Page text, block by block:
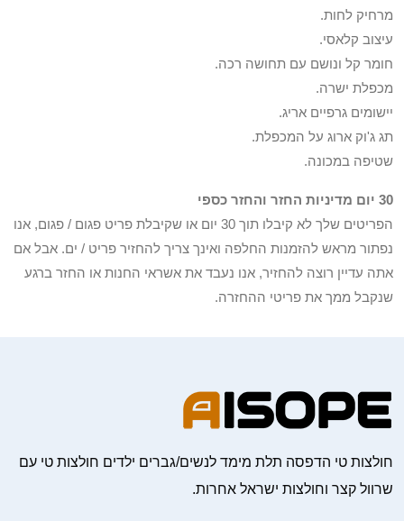
מרחיק לחות.
עיצוב קלאסי.
חומר קל ונושם עם תחושה רכה.
מכפלת ישרה.
יישומים גרפיים אריג.
תג ג'וק ארוג על המכפלת.
שטיפה במכונה.
30 יום מדיניות החזר והחזר כספי
הפריטים שלך לא קיבלו תוך 30 יום או שקיבלת פריט פגום / פגום, אנו
נפתור מראש להזמנות החלפה ואינך צריך להחזיר פריט / ים. אבל אם
אתה עדיין רוצה להחזיר, אנו נעבד את אשראי החנות או החזר ברגע
שנקבל ממך את פריטי ההחזרה.
חולצות טי הדפסה תלת מימד לנשים/גברים ילדים חולצות טי עם
שרוול קצר וחולצות ישראל אחרות.